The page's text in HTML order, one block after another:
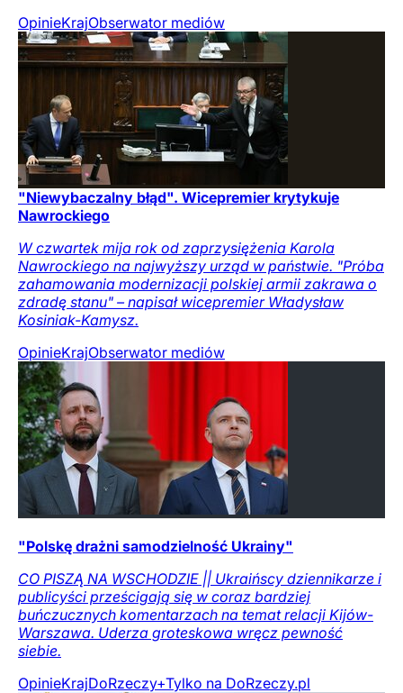
OpinieKrajObserwator mediów
"Niewybaczalny błąd". Wicepremier krytykuje
Nawrockiego
W czwartek mija rok od zaprzysiężenia Karola
Nawrockiego na najwyższy urząd w państwie. "Próba
zahamowania modernizacji polskiej armii zakrawa o
zdradę stanu" – napisał wicepremier Władysław
Kosiniak-Kamysz.
OpinieKrajObserwator mediów
"Polskę drażni samodzielność Ukrainy"
CO PISZĄ NA WSCHODZIE || Ukraińscy dziennikarze i
publicyści prześcigają się w coraz bardziej
buńczucznych komentarzach na temat relacji Kijów-
Warszawa. Uderza groteskowa wręcz pewność
siebie.
OpinieKrajDoRzeczy+Tylko na DoRzeczy.pl